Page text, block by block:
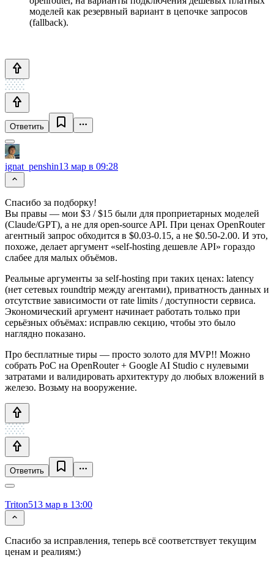
моделей как резервный вариант в цепочке запросов
(fallback).
Ответить
ignat_penshin13 мар в 09:28
Cпасибо за подборку!
Вы правы — мои $3 / $15 были для проприетарных моделей
(Claude/GPT), а не для open-source API. При ценах OpenRouter
агентный запрос обходится в $0.03-0.15, а не $0.50-2.00. И это,
похоже, делает аргумент «self-hosting дешевле API» гораздо
слабее для малых объёмов.
Реальные аргументы за self-hosting при таких ценах: latency
(нет сетевых roundtrip между агентами), приватность данных и
отсутствие зависимости от rate limits / доступности сервиса.
Экономический аргумент начинает работать только при
серьёзных объёмах: исправлю секцию, чтобы это было
наглядно показано.
Про бесплатные тиры — просто золото для MVP!! Можно
собрать PoC на OpenRouter + Google AI Studio с нулевыми
затратами и валидировать архитектуру до любых вложений в
железо. Возьму на вооружение.
Ответить
Triton513 мар в 13:00
Спасибо за исправления, теперь всё соответствует текущим
ценам и реалиям:)